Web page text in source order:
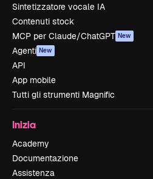
Sintetizzatore vocale IA
Contenuti stock
MCP per Claude/ChatGPT New
Agenti New
API
App mobile
Tutti gli strumenti Magnific
Inizia
Academy
Documentazione
Assistenza